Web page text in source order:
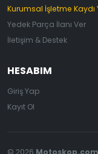
Kurumsal İşletme Kaydı
Yedek Parça İlanı Ver
İletişim & Destek
HESABIM
Giriş Yap
Kayıt Ol
© 2026 Motoskop.com